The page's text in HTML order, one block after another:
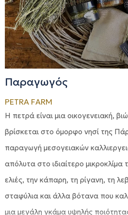
Παραγωγός
PETRA FARM
Η πετρά είναι μια οικογενειακή,
βρίσκεται στο όμορφο νησί της
παραγωγή μεσογειακών
απόλυτα στο ιδιαίτερο μικροκλίμα
ελιές, την κάπαρη, τη ρίγανη, τη
σταφύλια και άλλα βότανα που
μια μεγάλη γκάμα υψηλής